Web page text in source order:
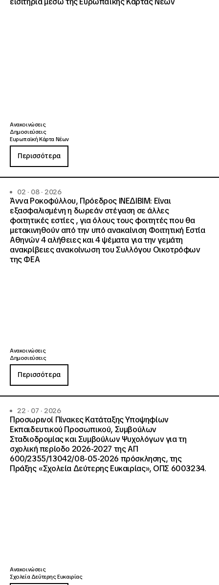
Ανακοινώσεις
Δημοσιεύσεις
Ευρωπαϊκή Κάρτα Νέων
Περισσότερα
02 · 08 · 2026
Άννα Ροκοφύλλου, Πρόεδρος ΙΝΕΔΙΒΙΜ: Είναι
εξασφαλισμένη η δωρεάν στέγαση σε άλλες
φοιτητικές εστίες , για όλους τους φοιτητές που θα
μετακινηθούν από την υπό ανακαίνιση Φοιτητική Εστία
Αθηνών 4 αλήθειες και 4 ψέματα για την γεμάτη
ανακρίβειες ανακοίνωση του Συλλόγου Οικοτρόφων
της ΦΕΑ
Ανακοινώσεις
Δημοσιεύσεις
Περισσότερα
22 · 07 · 2026
Προσωρινοί Πίνακες Κατάταξης Υποψηφίων
Εκπαιδευτικού Προσωπικού, Συμβούλων
Σταδιοδρομίας και Συμβούλων Ψυχολόγων για τη
σχολική περίοδο 2026-2027 της ΑΠ
600/2355/13042/08-05-2026 πρόσκλησης, της
Πράξης «Σχολεία Δεύτερης Ευκαιρίας», ΟΠΣ 6003234.
Ανακοινώσεις
Σχολεία Δεύτερης Ευκαιρίας